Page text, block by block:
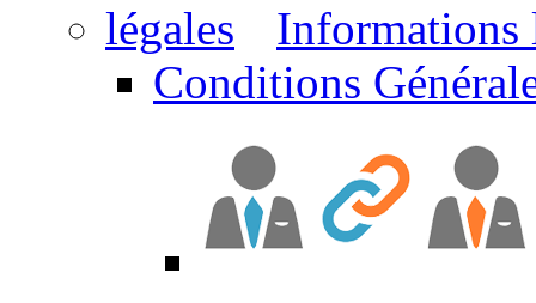
Informations
Conditions